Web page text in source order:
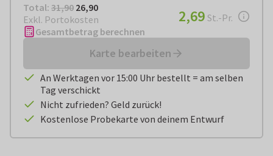
Total: € 26,90
Total: 31,90 26,90
Exkl. Portokosten
€ 2,69pro Stück
2,69 St.-Pr.
Gesamtbetrag berechnen
Karte bearbeiten
An Werktagen vor 15:00 Uhr bestellt = am selben
Tag verschickt
Nicht zufrieden? Geld zurück!
Kostenlose Probekarte von deinem Entwurf